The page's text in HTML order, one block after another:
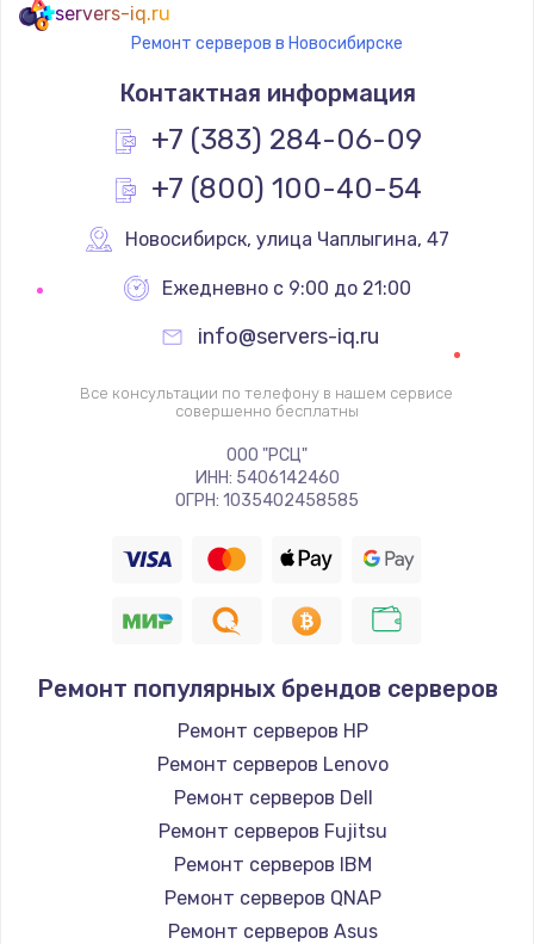
1090 руб.
Заказать
Замена видеочипа
2745 руб.
Заказать
Ремонт подсветки
1200 руб.
Заказать
Настройка ОС
Заказать
Чистка от пыли
1060 руб.
Заказать
Замена южного моста
2750 руб.
Заказать
servers-iq.ru
Ремонт серверов в Новосибирске
Контактная информация
+7 (383) 284-06-09
+7 (800) 100-40-54
Новосибирск, улица Чаплыгина, 47
Ежедневно с 9:00 до 21:00
info@servers-iq.ru
Все консультации по телефону в нашем сервисе
совершенно бесплатны
ООО "РСЦ"
ИНН: 5406142460
ОГРН: 1035402458585
Ремонт популярных брендов серверов
Ремонт серверов HP
Ремонт серверов Lenovo
Ремонт серверов Dell
Ремонт серверов Fujitsu
Ремонт серверов IBM
Ремонт серверов QNAP
Ремонт серверов Asus